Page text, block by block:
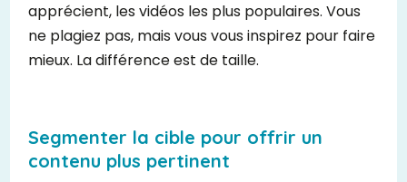
apprécient, les vidéos les plus populaires. Vous
ne plagiez pas, mais vous vous inspirez pour faire
mieux. La différence est de taille.
Segmenter la cible pour offrir un
contenu plus pertinent